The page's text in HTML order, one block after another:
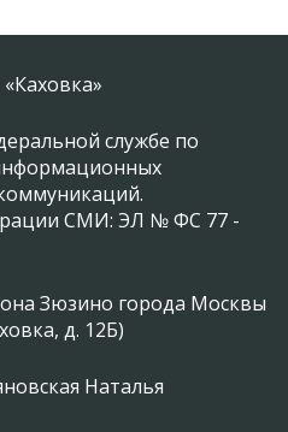
службе по
СМИ: ЭЛ № ФС 77 -
Зюзино города Москвы
д. 12Б)
Наталья